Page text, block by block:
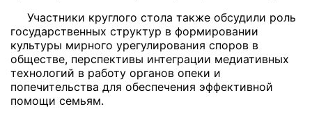
Участники круглого стола также обсудили роль
государственных структур в формировании
культуры мирного урегулирования споров в
обществе, перспективы интеграции медиативных
технологий в работу органов опеки и
попечительства для обеспечения эффективной
помощи семьям.